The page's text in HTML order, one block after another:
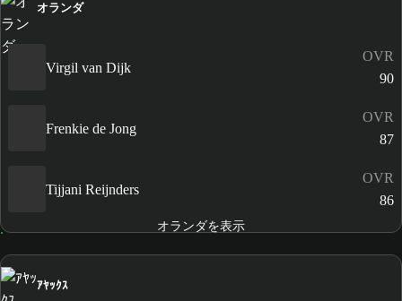
オランダ
Virgil van Dijk
OVR
90
Frenkie de Jong
OVR
87
Tijjani Reijnders
OVR
86
オランダを表示
ｱﾔｯｸｽ